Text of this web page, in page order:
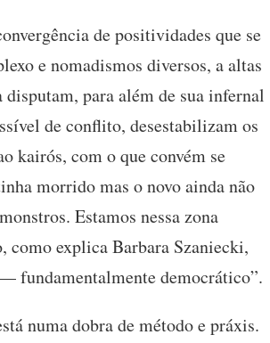
de positividades que se
e nomadismos diversos, a altas
disputam, para além de sua infernal
de conflito, desestabilizam os
kairós, com o que convém se
morrido mas o novo ainda não
Estamos nessa zona
como explica Barbara Szaniecki,
fundamentalmente democrático”.
numa dobra de método e práxis.